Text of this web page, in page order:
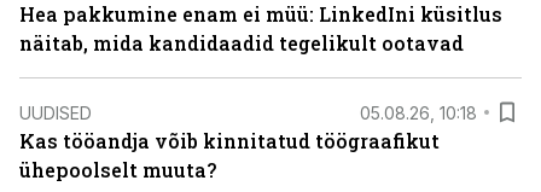
Hea pakkumine enam ei müü: LinkedIni küsitlus
näitab, mida kandidaadid tegelikult ootavad
UUDISED 05.08.26, 10:18
Kas tööandja võib kinnitatud töögraafikut
ühepoolselt muuta?